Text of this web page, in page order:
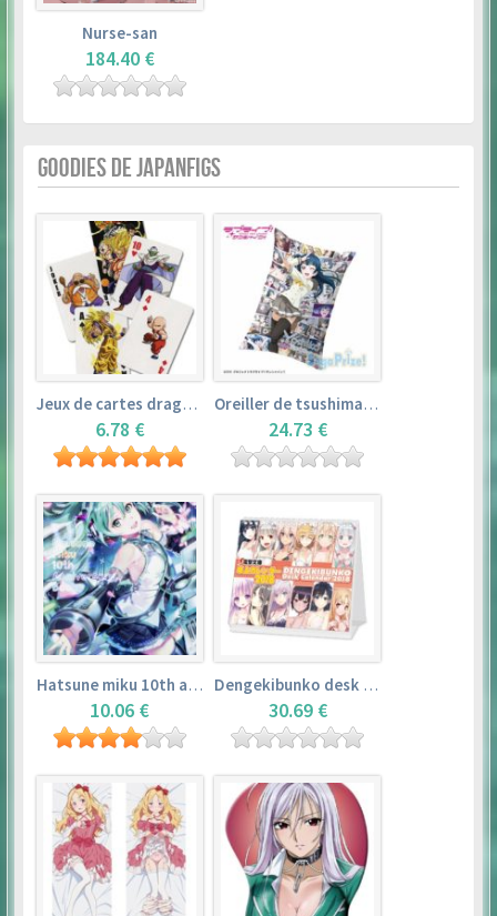
Nurse-san
184.40 €
GOODIES DE JAPANFIGS
Jeux de cartes dragon ball
6.78 €
Oreiller de tsushima yoshiko (35cm×53cm) – love live! sunshine!!
24.73 €
Hatsune miku 10th anniversary book
10.06 €
Dengekibunko desk calendar 2018
30.69 €